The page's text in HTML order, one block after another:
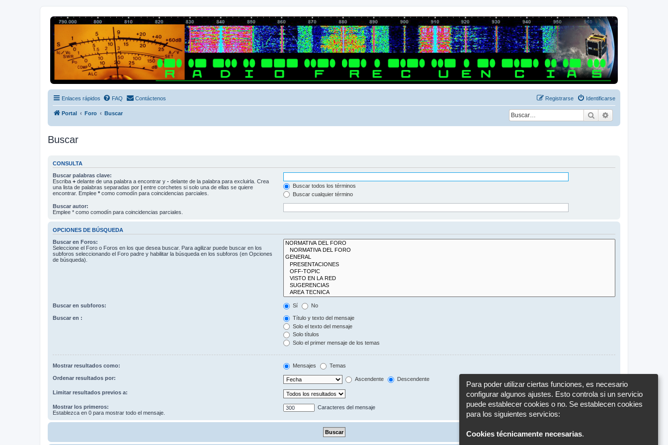
Radio Frecuencias
Foro de Radio Frecuencias
Enlaces rápidos FAQ Contáctenos Identificarse
Registrarse
Portal Foro Buscar Buscar
Buscar
CONSULTA
Buscar palabras clave:
Escriba + delante de una palabra a encontrar y - delante de la palabra para excluirla. Crea
una lista de palabras separadas por
entre corchetes si solo una de ellas se quiere
encontrar. Emplee * como comodín para coincidencias parciales.
Buscar todos los términos
Buscar cualquier término
Buscar autor:
Emplee * como comodín para coincidencias parciales.
OPCIONES DE BÚSQUEDA
Buscar en Foros:
Seleccione el Foro o Foros en los que desea buscar. Para agilizar puede buscar en los
subforos seleccionando el Foro padre y habilitar la búsqueda en los subforos (en Opciones
de búsqueda).
Buscar en subforos: Sí No
Buscar en :
Título y texto del mensaje
Solo el texto del mensaje
Solo títulos
Solo el primer mensaje de los temas
Mostrar resultados como: Mensajes Temas
Ordenar resultados por: Ascendente Descendente
Limitar resultados previos a:
Mostrar los primeros:
Establezca en 0 para mostrar todo el mensaje.
Caracteres del mensaje
Para poder utilizar ciertas funciones, es necesario
configurar algunos ajustes. Esto controla si un servicio
puede establecer cookies o no. Se establecen cookies
para los siguientes servicios:
Cookies técnicamente necesarias.